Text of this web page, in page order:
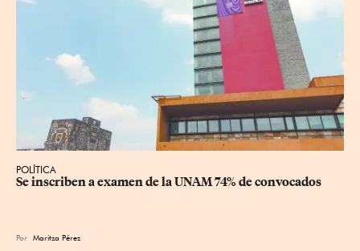
POLÍTICA
Se inscriben a examen de la UNAM 74% de convocados
Por Maritza Pérez